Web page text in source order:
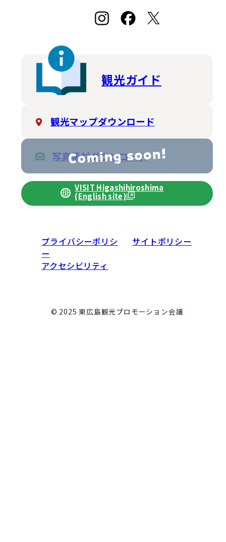
観光ガイド
観光マップダウンロード
写真素材ダウンロード
VISIT Higashihiroshima
(English site)
プライバシーポリシ
ー
サイトポリシー
アクセシビリティ
© 2025 東広島観光プロモーション会議